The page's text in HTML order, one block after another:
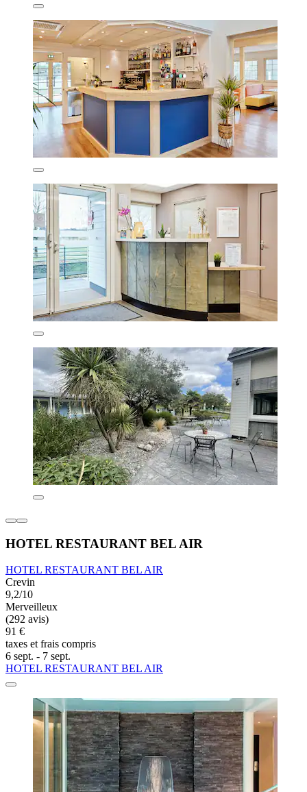
HOTEL RESTAURANT BEL AIR
HOTEL RESTAURANT BEL AIR
Crevin
9,2/10
Merveilleux
(292 avis)
91 €
taxes et frais compris
6 sept. - 7 sept.
HOTEL RESTAURANT BEL AIR